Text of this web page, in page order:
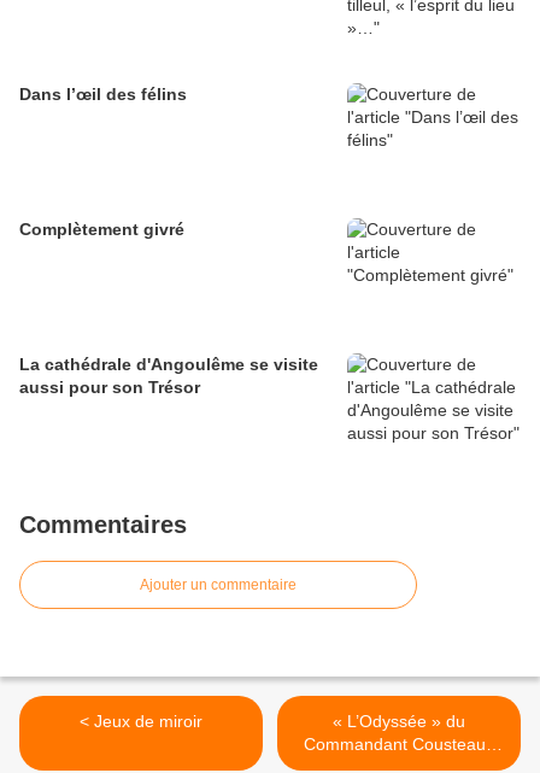
Dans l’œil des félins
Complètement givré
La cathédrale d'Angoulême se visite
aussi pour son Trésor
Commentaires
Ajouter un commentaire
< Jeux de miroir
« L’Odyssée » du
Commandant Cousteau :
un homme à l'amer >